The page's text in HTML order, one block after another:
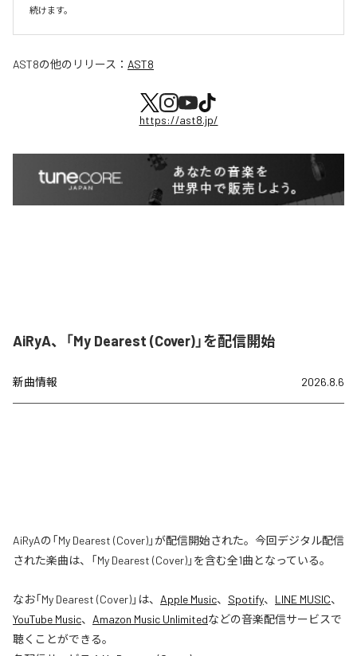
続けます。
AST8の他のリリース： AST8
https://ast8.jp/
AiRyA、「My Dearest (Cover)」を配信開始
新曲情報 2026.8.6
AiRyAの「My Dearest (Cover)」が配信開始された。今回デジタル配信
された楽曲は、「My Dearest (Cover)」を含む全1曲となっている。
なお「My Dearest (Cover)」は、 Apple Music、 Spotify、 LINE MUSIC、
YouTube Music、 Amazon Music Unlimitedなどの音楽配信サービスで
聴くことができる。